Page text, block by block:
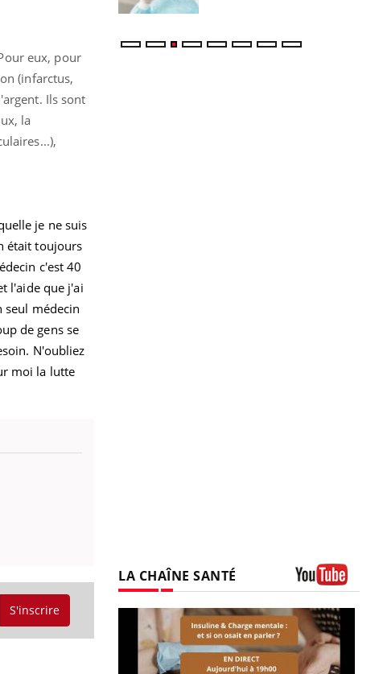
eux, pour
(infarctus,
Ils sont
la
je ne suis
était toujours
c'est 40
l'aide que j'ai
seul médecin
de gens se
N'oubliez
moi la lutte
S'inscrire
LA CHAÎNE SANTÉ